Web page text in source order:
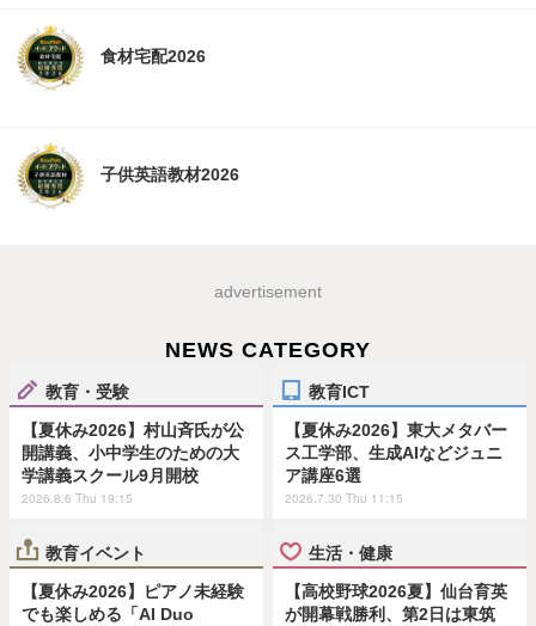
食材宅配2026
子供英語教材2026
advertisement
NEWS CATEGORY
教育・受験
【夏休み2026】村山斉氏が公
開講義、小中学生のための大
学講義スクール9月開校
2026.8.6 Thu 19:15
教育ICT
【夏休み2026】東大メタバー
ス工学部、生成AIなどジュニ
ア講座6選
2026.7.30 Thu 11:15
教育イベント
【夏休み2026】ピアノ未経験
でも楽しめる「AI Duo
生活・健康
【高校野球2026夏】仙台育英
が開幕戦勝利、第2日は東筑